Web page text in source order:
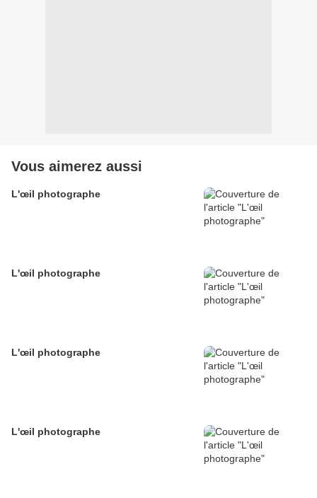
Vous aimerez aussi
L'œil photographe
L'œil photographe
L'œil photographe
L'œil photographe